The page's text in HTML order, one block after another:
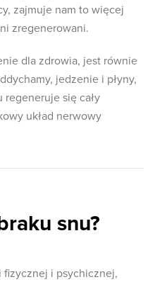
zajmuje nam to więcej
zregenerowani.
dla zdrowia, jest równie
jedzenie i płyny,
regeneruje się cały
układ nerwowy
snu?
fizycznej i psychicznej,